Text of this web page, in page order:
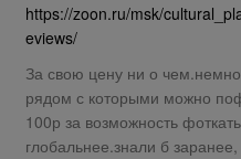
https://zoon.ru/msk/
eviews/
За свою цену ни о
рядом с которыми можно
100р за возможность
глобальнее.знали б